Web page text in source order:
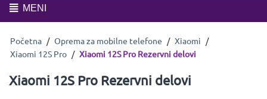
MENI
Početna / Oprema za mobilne telefone / Xiaomi /
Xiaomi 12S Pro / Xiaomi 12S Pro Rezervni delovi
Xiaomi 12S Pro Rezervni delovi